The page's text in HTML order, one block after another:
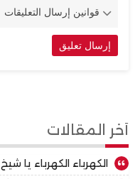
قوانين إرسال التعليقات
أخر المقالات
الكهرباء الكهرباء يا